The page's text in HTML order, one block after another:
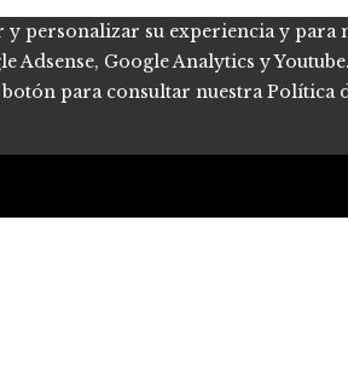
personalizar su experiencia y
Google Analytics y
para consultar nuestra Política